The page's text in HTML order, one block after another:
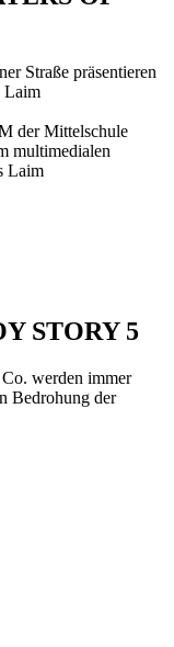
Straße präsentieren
Laim
der Mittelschule
multimedialen
Laim
STORY 5
werden immer
Bedrohung der